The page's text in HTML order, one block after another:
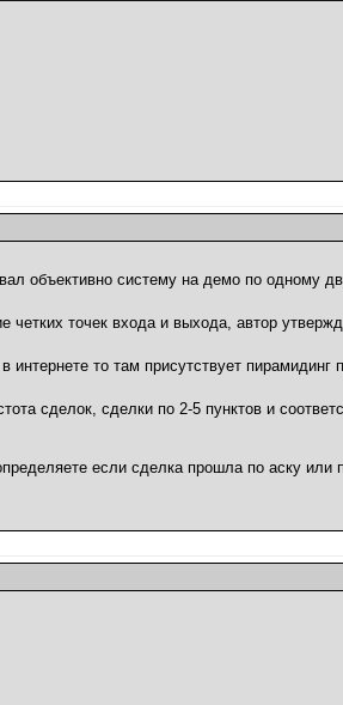
объективно систему на демо по одному
четких точек входа и выхода, автор
интернете то там присутствует пирамидинг
сделок, сделки по 2-5 пунктов и
если сделка прошла по аску или